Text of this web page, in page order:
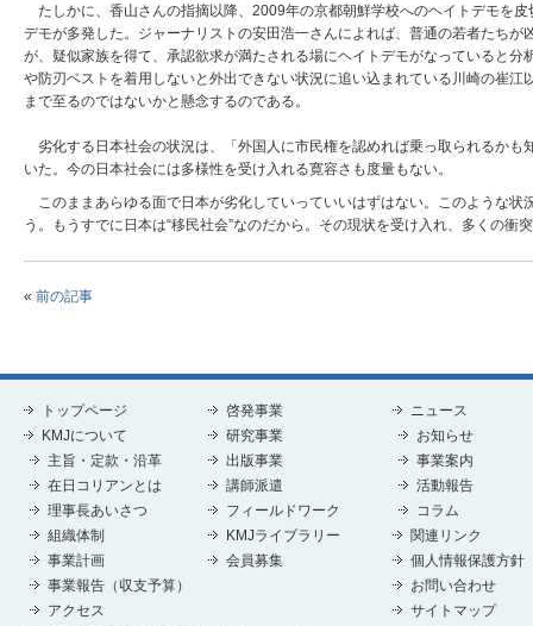
たしかに、香山さんの指摘以降、2009年の京都朝鮮学校へのヘイトデモを
デモが多発した。ジャーナリストの安田浩一さんによれば、普通の若者たち
が、疑似家族を得て、承認欲求が満たされる場にヘイトデモがなっていると
や防刃ベストを着用しないと外出できない状況に追い込まれている川崎の崔
まで至るのではないかと懸念するのである。
劣化する日本社会の状況は、「外国人に市民権を認めれば乗っ取られるか
いた。今の日本社会には多様性を受け入れる寛容さも度量もない。
このままあらゆる面で日本が劣化していっていいはずはない。このような
う。もうすでに日本は“移民社会”なのだから。その現状を受け入れ、多くの
« 前の記事
トップページ
KMJについて
主旨・定款・沿革
在日コリアンとは
理事長あいさつ
組織体制
事業計画
事業報告（収支予算）
アクセス
啓発事業
研究事業
出版事業
講師派遣
フィールドワーク
KMJライブラリー
会員募集
ニュース
お知らせ
事業案内
活動報告
コラム
関連リンク
個人情報保護方針
お問い合わせ
サイトマップ